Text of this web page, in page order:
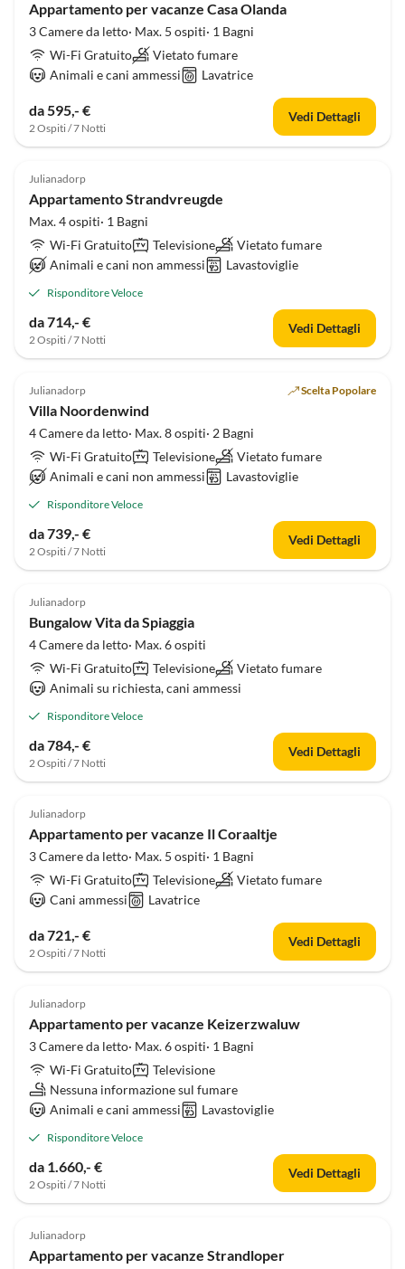
Appartamento per vacanze Casa Olanda
3 Camere da letto· Max. 5 ospiti· 1 Bagni
Wi-Fi Gratuito
Vietato fumare
Animali e cani ammessi
Lavatrice
da 595,- €
2 Ospiti / 7 Notti
Vedi Dettagli
Julianadorp
Appartamento Strandvreugde
Max. 4 ospiti· 1 Bagni
Wi-Fi Gratuito
Televisione
Vietato fumare
Animali e cani non ammessi
Lavastoviglie
Risponditore Veloce
da 714,- €
2 Ospiti / 7 Notti
Vedi Dettagli
Julianadorp Scelta Popolare
Villa Noordenwind
4 Camere da letto· Max. 8 ospiti· 2 Bagni
Wi-Fi Gratuito
Televisione
Vietato fumare
Animali e cani non ammessi
Lavastoviglie
Risponditore Veloce
da 739,- €
2 Ospiti / 7 Notti
Vedi Dettagli
Julianadorp
Bungalow Vita da Spiaggia
4 Camere da letto· Max. 6 ospiti
Wi-Fi Gratuito
Televisione
Vietato fumare
Animali su richiesta, cani ammessi
Risponditore Veloce
da 784,- €
2 Ospiti / 7 Notti
Vedi Dettagli
Julianadorp
Appartamento per vacanze Il Coraaltje
3 Camere da letto· Max. 5 ospiti· 1 Bagni
Wi-Fi Gratuito
Televisione
Vietato fumare
Cani ammessi
Lavatrice
da 721,- €
2 Ospiti / 7 Notti
Vedi Dettagli
Julianadorp
Appartamento per vacanze Keizerzwaluw
3 Camere da letto· Max. 6 ospiti· 1 Bagni
Wi-Fi Gratuito
Televisione
Nessuna informazione sul fumare
Animali e cani ammessi
Lavastoviglie
Risponditore Veloce
da 1.660,- €
2 Ospiti / 7 Notti
Vedi Dettagli
Julianadorp
Appartamento per vacanze Strandloper